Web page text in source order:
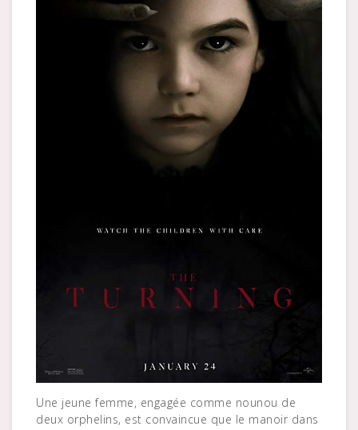
Une jeune femme, engagée comme nounou de
deux orphelins, est convaincue que le manoir dans